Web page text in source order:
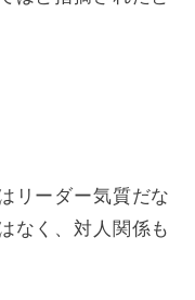
リーダー気質だな
なく、対人関係も